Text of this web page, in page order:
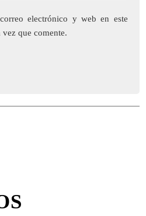
electrónico y web en este
que comente.